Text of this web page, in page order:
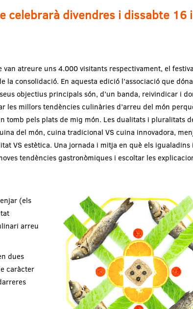
celebrarà divendres i dissabte 16
atreure uns 4.000 visitants respectivament, el
consolidació. En aquesta edició l’associació que
objectius principals són, d’un banda, reivindicar i
les millors tendències culinàries d’arreu del món
tomb pels plats de mig món. Les dualitats i pluralitats
del món, cuina tradicional VS cuina innovadora,
VS estètica. Una jornada i mitja en què els igualadins i
tendències gastronòmiques i escoltar les
(els
arreu
dues
caràcter